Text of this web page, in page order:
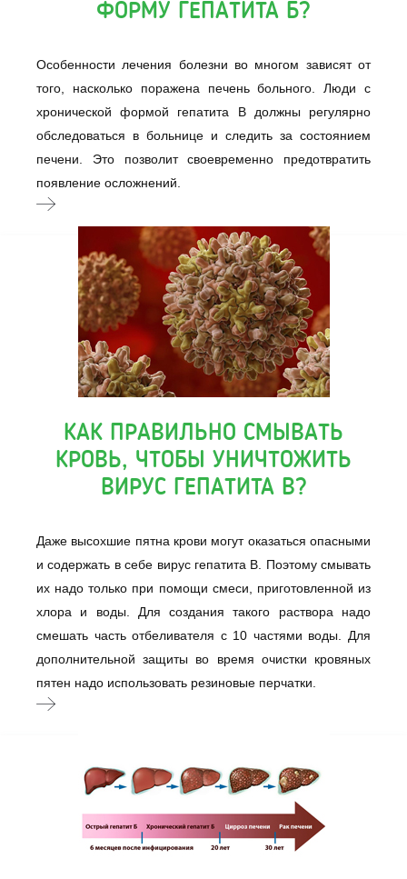
ФОРМУ ГЕПАТИТА Б?
Особенности лечения болезни во многом зависят от
того, насколько поражена печень больного. Люди с
хронической формой гепатита B должны регулярно
обследоваться в больнице и следить за состоянием
печени. Это позволит своевременно предотвратить
появление осложнений.
КАК ПРАВИЛЬНО СМЫВАТЬ
КРОВЬ, ЧТОБЫ УНИЧТОЖИТЬ
ВИРУС ГЕПАТИТА B?
Даже высохшие пятна крови могут оказаться опасными
и содержать в себе вирус гепатита B. Поэтому смывать
их надо только при помощи смеси, приготовленной из
хлора и воды. Для создания такого раствора надо
смешать часть отбеливателя с 10 частями воды. Для
дополнительной защиты во время очистки кровяных
пятен надо использовать резиновые перчатки.